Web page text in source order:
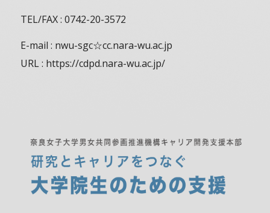
TEL/FAX : 0742-20-3572
E-mail : nwu-sgc☆cc.nara-wu.ac.jp
URL : https://cdpd.nara-wu.ac.jp/